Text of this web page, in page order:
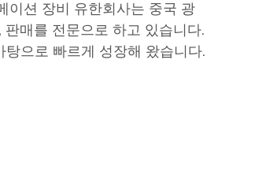
이션 장비 유한회사는 중국 광
매를 전문으로 하고 있습니다.
으로 빠르게 성장해 왔습니다.